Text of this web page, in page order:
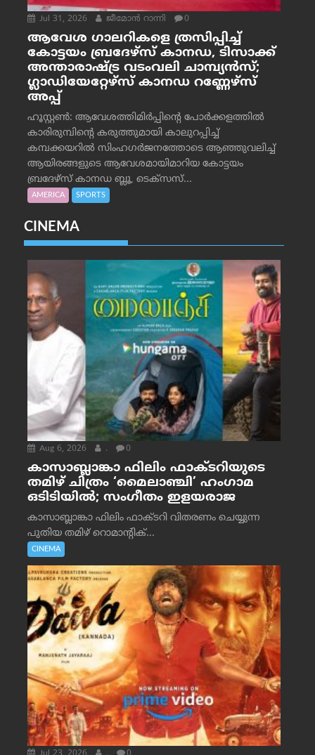
Jul 31, 2026 ജീമോന്‍ റാന്നി 0
ആവേശ ഗാലറികളെ ത്രസിപ്പിച്ച്
കോട്ടയം ബ്രദേഴ്‌സ് കാനഡ, ടിസാക്ക്
അന്താരാഷ്ട്ര വടംവലി ചാമ്പ്യന്‍സ്;
ഗ്ലാഡിയേറ്റേഴ്‌സ് കാനഡ റണ്ണേഴ്‌സ്
അപ്പ്
ഹൂസ്റ്റണ്‍: ആവേശത്തിമിര്‍പ്പിന്റെ പോര്‍ക്കളത്തില്‍
കാരിരുമ്പിന്റെ കരുത്തുമായി കാലുറപ്പിച്ച്
കമ്പക്കയറില്‍ സിംഹഗര്‍ജനത്തോടെ ആഞ്ഞുവലിച്ച്
ആയിരങ്ങളുടെ ആവേശമായിമാറിയ കോട്ടയം
ബ്രദേഴ്‌സ് കാനഡ ബ്ലൂ, ടെക്‌സസ്...
AMERICA SPORTS
CINEMA
Aug 6, 2026 . 0
കാസാബ്ലാങ്കാ ഫിലിം ഫാക്ടറിയുടെ
തമിഴ് ചിത്രം ‘മൈലാഞ്ചി’ ഹംഗാമ
ഒടിടിയിൽ; സംഗീതം ഇളയരാജ
കാസാബ്ലാങ്കാ ഫിലിം ഫാക്ടറി വിതരണം ചെയ്യുന്ന
പുതിയ തമിഴ് റൊമാന്റിക്...
CINEMA